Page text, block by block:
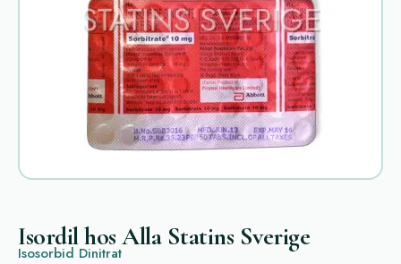
Isordil hos Alla Statins Sverige
Isosorbid Dinitrat